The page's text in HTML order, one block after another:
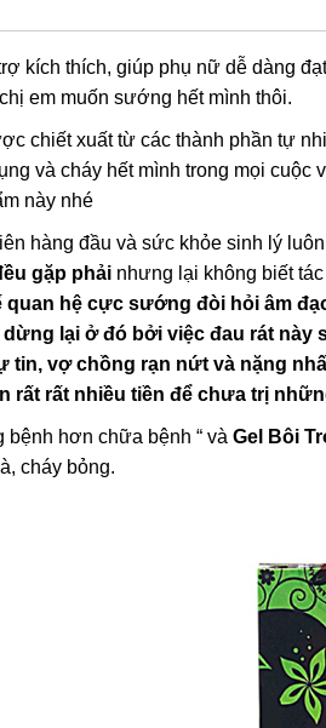
kích thích, giúp phụ nữ dễ dàng
em muốn sướng hết mình thôi.
chiết xuất từ các thành phần tự
và cháy hết mình trong mọi cuộc
này nhé
hàng đầu và sức khỏe sinh lý
gặp phảinhưng lại không biết tác
hệ cực sướng đòi hỏi âm
lại ở đó bởi việc đau rát này
tin, vợ chồng rạn nứt và nặng
rất rất nhiều tiền để chưa trị
bệnh hơn chữa bệnh “ và Gel Bôi
cháy bỏng.